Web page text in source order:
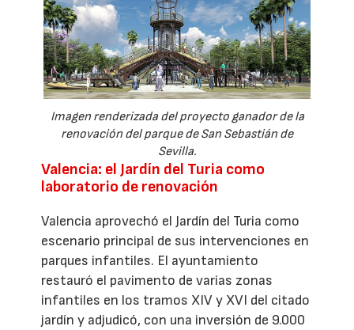
Imagen renderizada del proyecto ganador de la
renovación del parque de San Sebastián de
Sevilla.
Valencia: el Jardín del Turia como
laboratorio de renovación
Valencia aprovechó el Jardín del Turia como
escenario principal de sus intervenciones en
parques infantiles. El ayuntamiento
restauró el pavimento de varias zonas
infantiles en los tramos XIV y XVI del citado
jardín y adjudicó, con una inversión de 9.000